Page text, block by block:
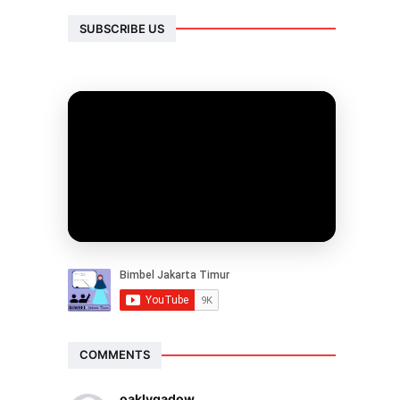
SUBSCRIBE US
COMMENTS